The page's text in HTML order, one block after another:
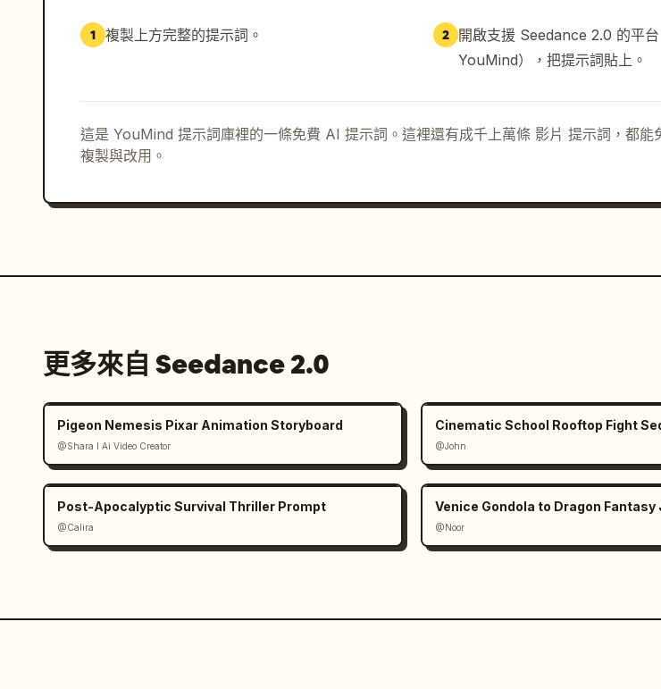
1 複製上方完整的提示詞。 2 開啟支援 Seedance 2.0 的平
YouMind），把提示詞貼上。
這是 YouMind 提示詞庫裡的一條免費 AI 提示詞。這裡還有成千上萬條 影片 提示詞，都能
複製與改用。
更多來自 Seedance 2.0
Pigeon Nemesis Pixar Animation Storyboard
@Shara I Ai Video Creator
Cinematic School Rooftop Fight
@John
Post-Apocalyptic Survival Thriller Prompt
@Calira
Venice Gondola to Dragon Fantasy
@Noor